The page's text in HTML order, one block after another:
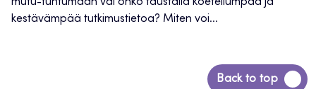
mutu-tuntumaan vai onko taustalla koetellumpaa ja
kestävämpää tutkimustietoa? Miten voi...
Back to top
Siirry